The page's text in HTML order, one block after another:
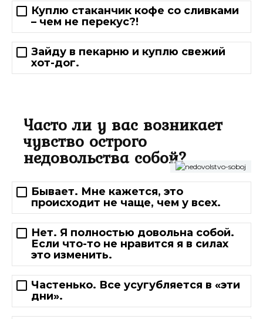
Куплю стаканчик кофе со сливками
– чем не перекус?!
Зайду в пекарню и куплю свежий
хот-дог.
Часто ли у вас возникает
чувство острого
недовольства собой?
Бывает. Мне кажется, это
происходит не чаще, чем у всех.
Нет. Я полностью довольна собой.
Если что-то не нравится я в силах
это изменить.
Частенько. Все усугубляется в «эти
дни».